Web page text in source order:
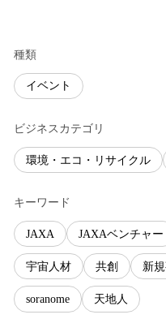
種類
イベント
ビジネスカテゴリ
環境・エコ・リサイクル
キーワード
JAXA JAXAベンチャー
宇宙人材 共創 新
soranome 天地人